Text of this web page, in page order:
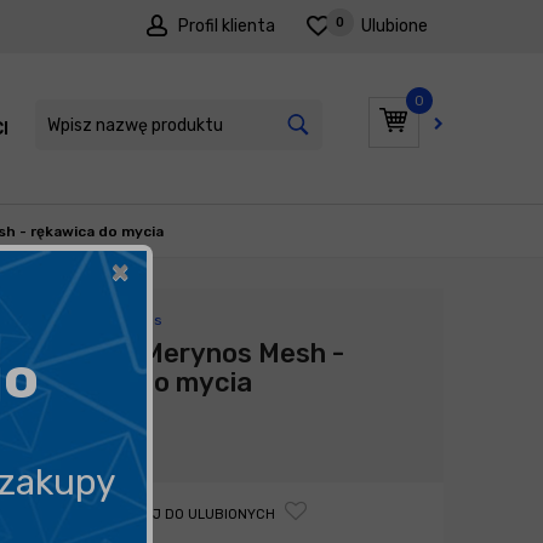
Profil klienta Ulubione
0
0
PROMOCJE
- rękawica do mycia
Producent: Flexipads
Flexipads Merynos Mesh -
rękawica do mycia
55,90zł
DODAJ DO ULUBIONYCH
×